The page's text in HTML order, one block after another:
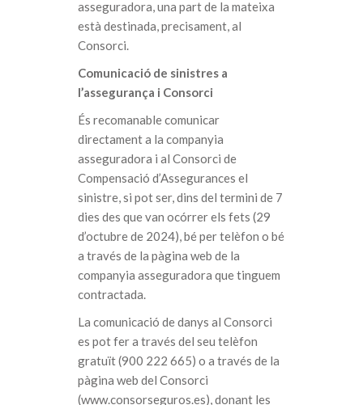
asseguradora, una part de la mateixa
està destinada, precisament, al
Consorci.
Comunicació de sinistres a
l’assegurança i Consorci
És recomanable comunicar
directament a la companyia
asseguradora i al Consorci de
Compensació d’Assegurances el
sinistre, si pot ser, dins del termini de 7
dies des que van ocórrer els fets (29
d’octubre de 2024), bé per telèfon o bé
a través de la pàgina web de la
companyia asseguradora que tinguem
contractada.
La comunicació de danys al Consorci
es pot fer a través del seu telèfon
gratuït (900 222 665) o a través de la
pàgina web del Consorci
(www.consorseguros.es), donant les